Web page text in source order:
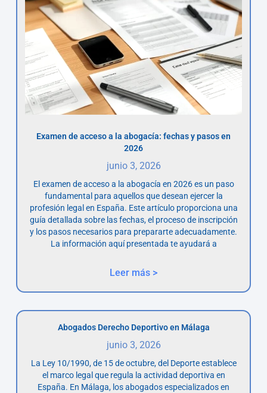
Examen de acceso a la abogacía: fechas y pasos en
2026
junio 3, 2026
El examen de acceso a la abogacía en 2026 es un paso
fundamental para aquellos que desean ejercer la
profesión legal en España. Este artículo proporciona una
guía detallada sobre las fechas, el proceso de inscripción
y los pasos necesarios para prepararte adecuadamente.
La información aquí presentada te ayudará a
Leer más >
Abogados Derecho Deportivo en Málaga
junio 3, 2026
La Ley 10/1990, de 15 de octubre, del Deporte establece
el marco legal que regula la actividad deportiva en
España. En Málaga, los abogados especializados en